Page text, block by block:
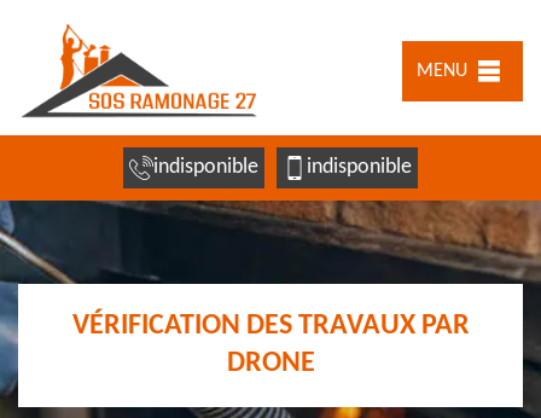
MENU
indisponible indisponible
VÉRIFICATION DES TRAVAUX PAR
DRONE